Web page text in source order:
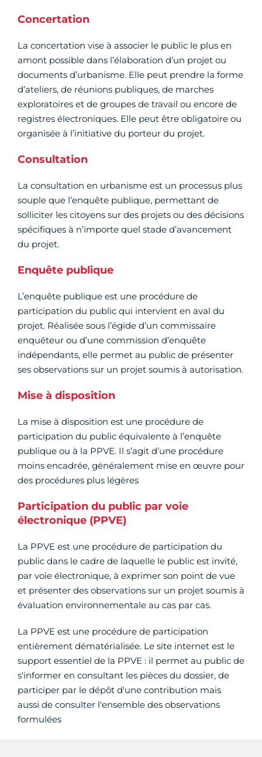
Concertation
La concertation vise à associer le public le plus en
amont possible dans l’élaboration d’un projet ou
documents d’urbanisme. Elle peut prendre la forme
d’ateliers, de réunions publiques, de marches
exploratoires et de groupes de travail ou encore de
registres électroniques. Elle peut être obligatoire ou
organisée à l’initiative du porteur du projet.
Consultation
La consultation en urbanisme est un processus plus
souple que l’enquête publique, permettant de
solliciter les citoyens sur des projets ou des décisions
spécifiques à n’importe quel stade d’avancement
du projet.
Enquête publique
L’enquête publique est une procédure de
participation du public qui intervient en aval du
projet. Réalisée sous l’égide d’un commissaire
enquêteur ou d’une commission d’enquête
indépendants, elle permet au public de présenter
ses observations sur un projet soumis à autorisation.
Mise à disposition
La mise à disposition est une procédure de
participation du public équivalente à l’enquête
publique ou à la PPVE. Il s’agit d’une procédure
moins encadrée, généralement mise en œuvre pour
des procédures plus légères
Participation du public par voie
électronique (PPVE)
La PPVE est une procédure de participation du
public dans le cadre de laquelle le public est invité,
par voie électronique, à exprimer son point de vue
et présenter des observations sur un projet soumis à
évaluation environnementale au cas par cas.
La PPVE est une procédure de participation
entièrement dématérialisée. Le site internet est le
support essentiel de la PPVE : il permet au public de
s'informer en consultant les pièces du dossier, de
participer par le dépôt d'une contribution mais
aussi de consulter l'ensemble des observations
formulées